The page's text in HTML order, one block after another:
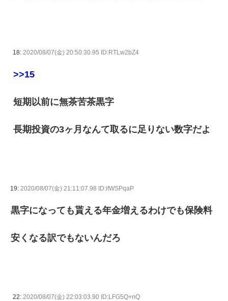
18: 2020/08/07(金) 20:50:30.95 ID:RTLw2bZ4
>>15
短期以前に無茶苦茶黒字
長期投資の3ヶ月なんて取るに足りない数字だよ
19: 2020/08/07(金) 21:11:07.98 ID:ifWSPqaP
黒字になっても貰える年金増えるわけでも保険料
安くなる訳でもないんだろ
22: 2020/08/07(金) 22:03:03.90 ID:LFG5Q+nQ